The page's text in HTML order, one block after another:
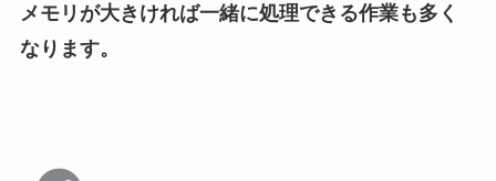
メモリが大きければ一緒に処理できる作業も多く
なります。